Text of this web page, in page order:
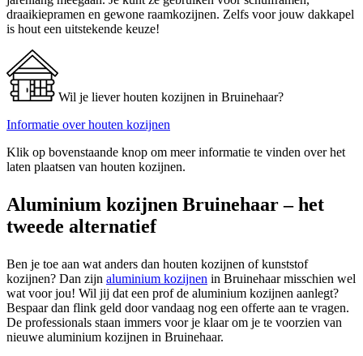
draaikiepramen en gewone raamkozijnen. Zelfs voor jouw dakkapel
is hout een uitstekende keuze!
Wil je liever houten kozijnen in Bruinehaar?
Informatie over houten kozijnen
Klik op bovenstaande knop om meer informatie te vinden over het
laten plaatsen van houten kozijnen.
Aluminium kozijnen Bruinehaar – het
tweede alternatief
Ben je toe aan wat anders dan houten kozijnen of kunststof
kozijnen? Dan zijn aluminium kozijnen in Bruinehaar misschien wel
wat voor jou! Wil jij dat een prof de aluminium kozijnen aanlegt?
Bespaar dan flink geld door vandaag nog een offerte aan te vragen.
De professionals staan immers voor je klaar om je te voorzien van
nieuwe aluminium kozijnen in Bruinehaar.